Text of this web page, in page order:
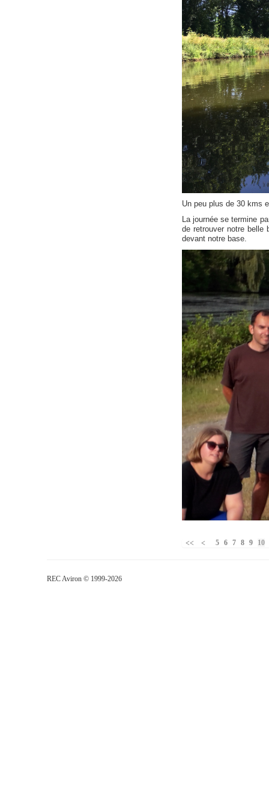
Un peu plus de 30 kms
La journée se termine
de retrouver notre belle
devant notre base.
5 6 7 8 9 10
REC Aviron © 1999-2026